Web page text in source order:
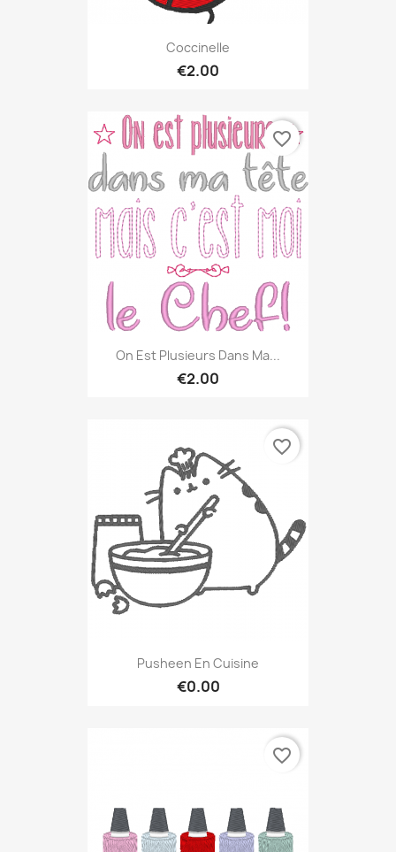
Coccinelle
€2.00
On Est Plusieurs Dans Ma...
€2.00
favorite_border
Pusheen En Cuisine
€0.00
favorite_border
favorite_border